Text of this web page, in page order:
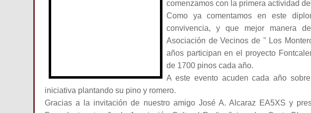
comenzamos con la primera actividad
Como ya comentamos en este
convivencia, y que mejor manera
Asociación de Vecinos de " Los
años participan en el proyecto
de 1700 pinos cada año.
A este evento acuden cada año
iniciativa plantando su pino y romero.
Gracias a la invitación de nuestro amigo José A. Alcaraz EA5XS y